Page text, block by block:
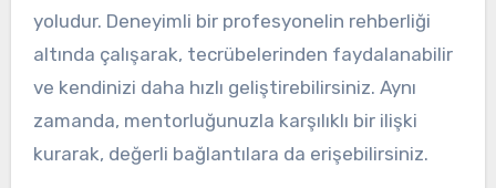
yoludur. Deneyimli bir profesyonelin rehberliği
altında çalışarak, tecrübelerinden faydalanabilir
ve kendinizi daha hızlı geliştirebilirsiniz. Aynı
zamanda, mentorluğunuzla karşılıklı bir ilişki
kurarak, değerli bağlantılara da erişebilirsiniz.